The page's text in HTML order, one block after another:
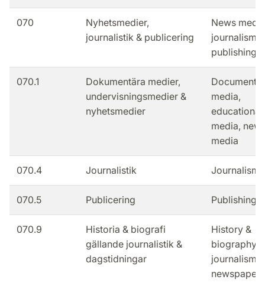
070
Nyhetsmedier,
journalistik & publicering
News
journalism &
publishing
070.1
Dokumentära medier,
undervisningsmedier &
nyhetsmedier
media,
educational
media,
media
070.4 Journalistik Journalism
070.5 Publicering Publishing
070.9
Historia & biografi
gällande journalistik &
dagstidningar
History &
biography
journalism &
newspapers